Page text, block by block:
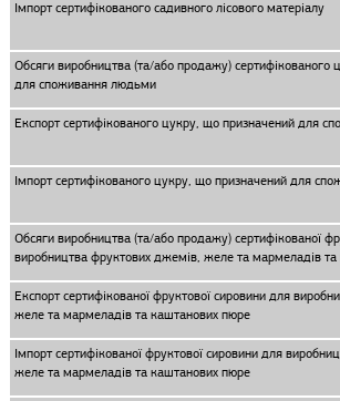
Імпорт сертифікованого садивного лісового матеріалу
Обсяги виробництва (та/або продажу) сертифікованого
для споживання людьми
Експорт сертифікованого цукру, що призначений для
Імпорт сертифікованого цукру, що призначений для
Обсяги виробництва (та/або продажу) сертифікованої
виробництва фруктових джемів, желе та мармеладів
Експорт сертифікованої фруктової сировини для
желе та мармеладів та каштанових пюре
Імпорт сертифікованої фруктової сировини для
желе та мармеладів та каштанових пюре